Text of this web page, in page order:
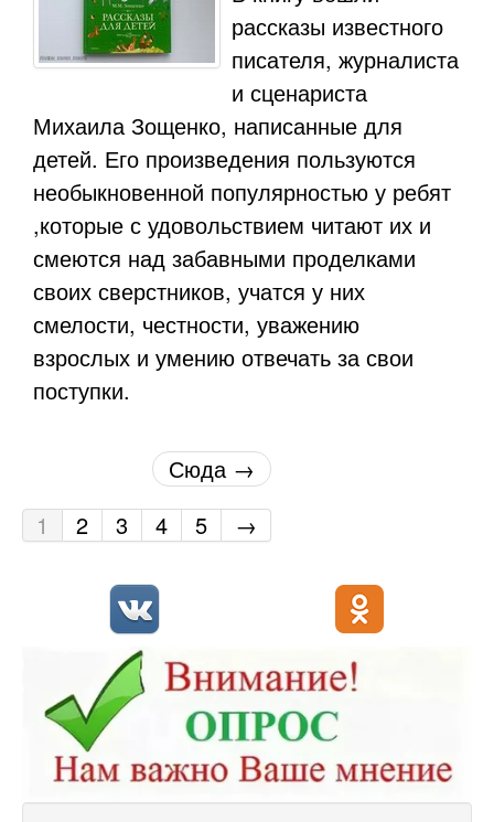
рассказы известного
писателя, журналиста
и сценариста
Михаила Зощенко, написанные для
детей. Его произведения пользуются
необыкновенной популярностью у ребят
,которые с удовольствием читают их и
смеются над забавными проделками
своих сверстников, учатся у них
смелости, честности, уважению
взрослых и умению отвечать за свои
поступки.
Сюда →
1
2 3 4 5 →